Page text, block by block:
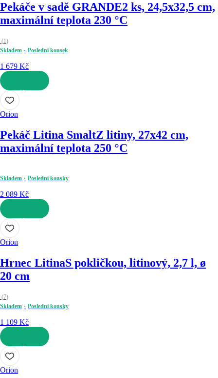
Pekáče v sadě GRANDE2 ks, 24,5x32,5 cm,
maximální teplota 230 °C
(1)
Skladem
Poslední kousek
1 679 Kč
DO KOŠÍKU
Orion
Pekáč Litina SmaltZ litiny, 27x42 cm,
maximální teplota 250 °C
Skladem Poslední kousky
2 089 Kč
DO KOŠÍKU
Orion
Hrnec LitinaS pokličkou, litinový, 2,7 l, ø
20 cm
(7)
Skladem
Poslední kousky
1 109 Kč
DO KOŠÍKU
Orion